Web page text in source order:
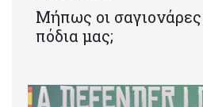
Μήπως οι
πόδια μας;